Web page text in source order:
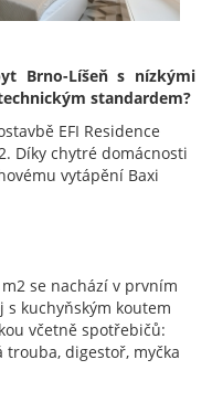
Brno-Líšeň s nízkými
standardem?
EFI Residence
Díky chytré domácnosti
vytápění Baxi
se nachází v prvním
s kuchyňským koutem
včetně spotřebičů:
digestoř, myčka